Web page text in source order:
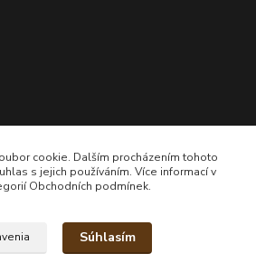
902 212 007
hod
cookie. Dalším procházením tohoto
s jejich používáním. Více informací v
Obchodních podmínek.
Súhlasím